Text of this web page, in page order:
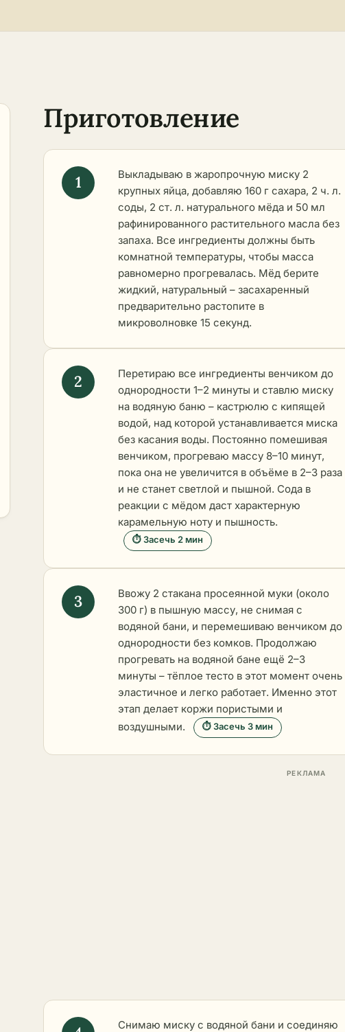
Приготовление
Выкладываю в жаропрочную миску 2
крупных яйца, добавляю 160 г сахара, 2 ч. л.
соды, 2 ст. л. натурального мёда и 50 мл
рафинированного растительного масла без
запаха. Все ингредиенты должны быть
комнатной температуры, чтобы масса
равномерно прогревалась. Мёд берите
жидкий, натуральный – засахаренный
предварительно растопите в
микроволновке 15 секунд.
Перетираю все ингредиенты венчиком до
однородности 1–2 минуты и ставлю миску
на водяную баню – кастрюлю с кипящей
водой, над которой устанавливается миска
без касания воды. Постоянно помешивая
венчиком, прогреваю массу 8–10 минут,
пока она не увеличится в объёме в 2–3 раза
и не станет светлой и пышной. Сода в
реакции с мёдом даст характерную
карамельную ноту и пышность.
⏱ Засечь 2 мин
Ввожу 2 стакана просеянной муки (около
300 г) в пышную массу, не снимая с
водяной бани, и перемешиваю венчиком до
однородности без комков. Продолжаю
прогревать на водяной бане ещё 2–3
минуты – тёплое тесто в этот момент очень
эластичное и легко работает. Именно этот
этап делает коржи пористыми и
воздушными.
⏱ Засечь 3 мин
Снимаю миску с водяной бани и соединяю